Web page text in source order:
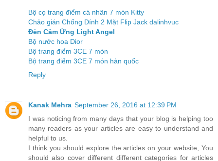
Bộ cọ trang điểm cá nhân 7 món Kitty
Chảo gián Chống Dính 2 Mặt Flip Jack dalinhvuc
Đèn Cảm Ứng Light Angel
Bộ nước hoa Dior
Bộ trang điểm 3CE 7 món
Bộ trang điểm 3CE 7 món hàn quốc
Reply
Kanak Mehra September 26, 2016 at 12:39 PM
I was noticing from many days that your blog is helping too
many readers as your articles are easy to understand and
helpful to us.
I think you should explore the articles on your website, You
should also cover different different categories for articles